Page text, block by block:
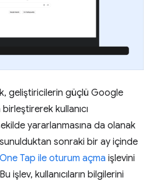
geliştiricilerin güçlü Google
kullanıcı
yararlanmasına da olanak
sunulduktan sonraki bir ay içinde
Tap ile oturum açma işlevini
işlev, kullanıcıların bilgilerini